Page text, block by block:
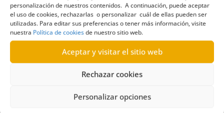
personalización de nuestros contenidos. A continuación, puede aceptar
el uso de cookies, rechazarlas o personalizar cuál de ellas pueden ser
utilizadas. Para editar sus preferencias o tener más información, visite
nuestra Política de cookiesde nuestro sitio web.
Aceptar y visitar el sitio web
Rechazar cookies
Personalizar opciones